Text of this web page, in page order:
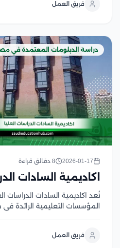
في مصر التي تعد اختيار...
فريق العمل
دراسة الدبلومات المعتمدة في
2026-01-17 8 دقائق قراءة
اكاديمية السادات
تُعد اكاديمية السادات الدراسات
المؤسسات التعليمية الرائدة
محتوى علمي معتمد يواكب أحدث
فريق العمل